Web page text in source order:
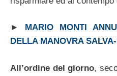
► MARIO MONTI
DELLA MANOVRA
All’ordine del giorno,